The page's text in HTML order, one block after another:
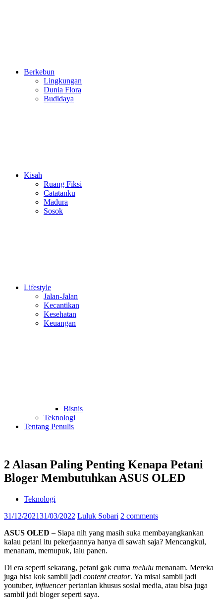
Berkebun
Lingkungan
Dunia Flora
Budidaya
Kisah
Ruang Fiksi
Catatanku
Madura
Sosok
Lifestyle
Jalan-Jalan
Kecantikan
Kesehatan
Keuangan
Bisnis
Teknologi
Tentang Penulis
2 Alasan Paling Penting Kenapa Petani
Bloger Membutuhkan ASUS OLED
Teknologi
31/12/202131/03/2022 Luluk Sobari 2 comments
ASUS OLED –Siapa nih yang masih suka membayangkankan
kalau petani itu pekerjaannya hanya di sawah saja? Mencangkul,
menanam, memupuk, lalu panen.
Di era seperti sekarang, petani gak cuma melulu menanam. Mereka
juga bisa kok sambil jadi content creator. Ya misal sambil jadi
youtuber, influencerpertanian khusus sosial media, atau bisa juga
sambil jadi bloger seperti saya.